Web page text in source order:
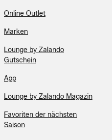
Online Outlet
Marken
Lounge by Zalando
Gutschein
App
Lounge by Zalando Magazin
Favoriten der nächsten
Saison